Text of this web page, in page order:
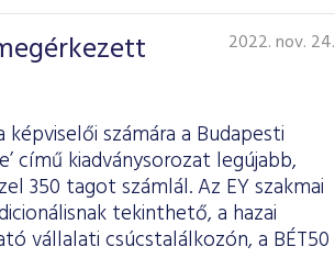
2022. nov. 24.
számára a Budapesti
című kiadványsorozat legújabb,
350 tagot számlál. Az EY szakmai
tekinthető, a hazai
vállalati csúcstalálkozón, a BÉT50